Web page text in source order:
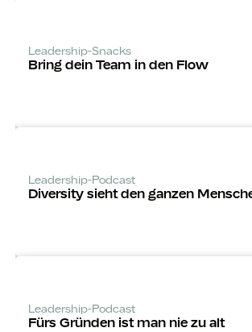
Leadership-Snacks
Bring dein Team in den Flow
Leadership-Podcast
Diversity sieht den ganzen
Leadership-Podcast
Fürs Gründen ist man nie zu alt